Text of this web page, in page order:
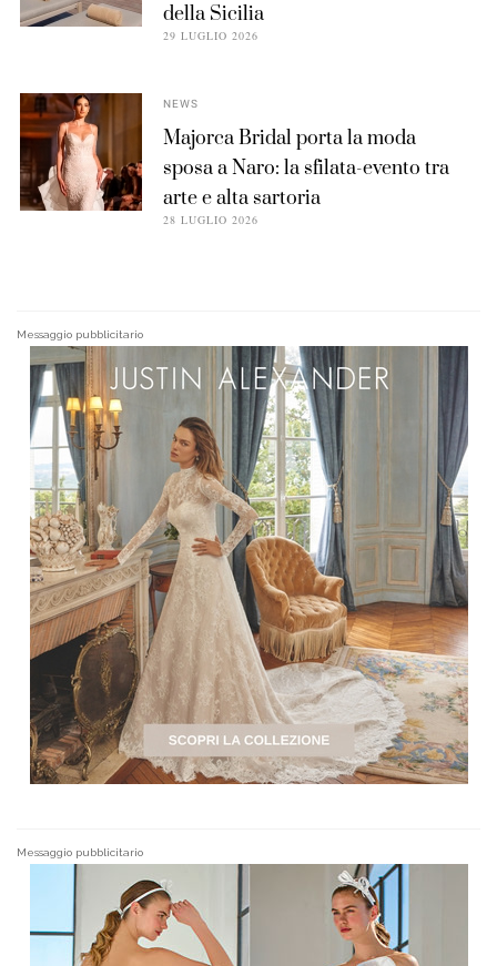
della Sicilia
29 LUGLIO 2026
NEWS
Majorca Bridal porta la moda
sposa a Naro: la sfilata-evento tra
arte e alta sartoria
28 LUGLIO 2026
Messaggio pubblicitario
Messaggio pubblicitario